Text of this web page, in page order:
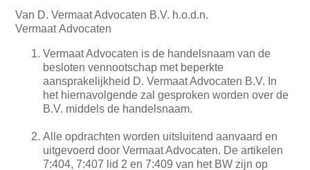
Van D. Vermaat Advocaten B.V. h.o.d.n.
Vermaat Advocaten
Vermaat Advocaten is de handelsnaam van de
besloten vennootschap met beperkte
aansprakelijkheid D. Vermaat Advocaten B.V. In
het hiernavolgende zal gesproken worden over de
B.V. middels de handelsnaam.
Alle opdrachten worden uitsluitend aanvaard en
uitgevoerd door Vermaat Advocaten. De artikelen
7:404, 7:407 lid 2 en 7:409 van het BW zijn op